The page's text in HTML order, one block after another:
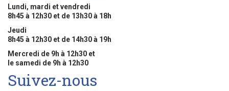
Lundi, mardi et vendredi
8h45 à 12h30 et de 13h30 à 18h
Jeudi
8h45 à 12h30 et de 14h30 à 19h
Mercredi de 9h à 12h30 et
le samedi de 9h à 12h30
Suivez-nous